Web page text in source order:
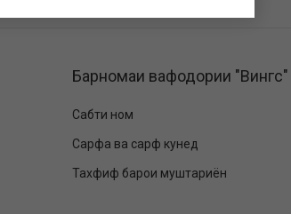
Барномаи вафодории "Вингс"
Сабти ном
Сарфа ва сарф кунед
Тахфиф барои муштариён